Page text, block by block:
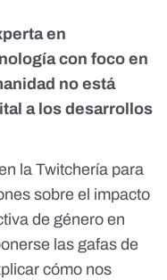
en
con foco en
no está
a los desarrollos
la Twitchería para
sobre el impacto
de género en
las gafas de
cómo nos